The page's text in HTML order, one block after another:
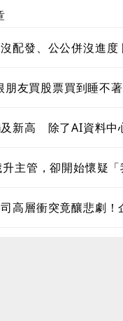
配發、公公併沒進度 國票金
朋友買股票買到睡不
鍵能力
新高 除了AI資料中
主管，卻開始懷疑「
高層衝突竟釀悲劇！